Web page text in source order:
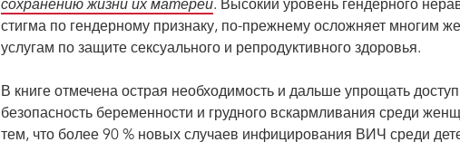
сохранению жизни их матерей. Высокий уровень гендерного
стигма по гендерному признаку, по-прежнему осложняет многим
услугам по защите сексуального и репродуктивного здоровья.
В книге отмечена острая необходимость и дальше упрощать
безопасность беременности и грудного вскармливания среди
тем, что более 90 % новых случаев инфицирования ВИЧ среди